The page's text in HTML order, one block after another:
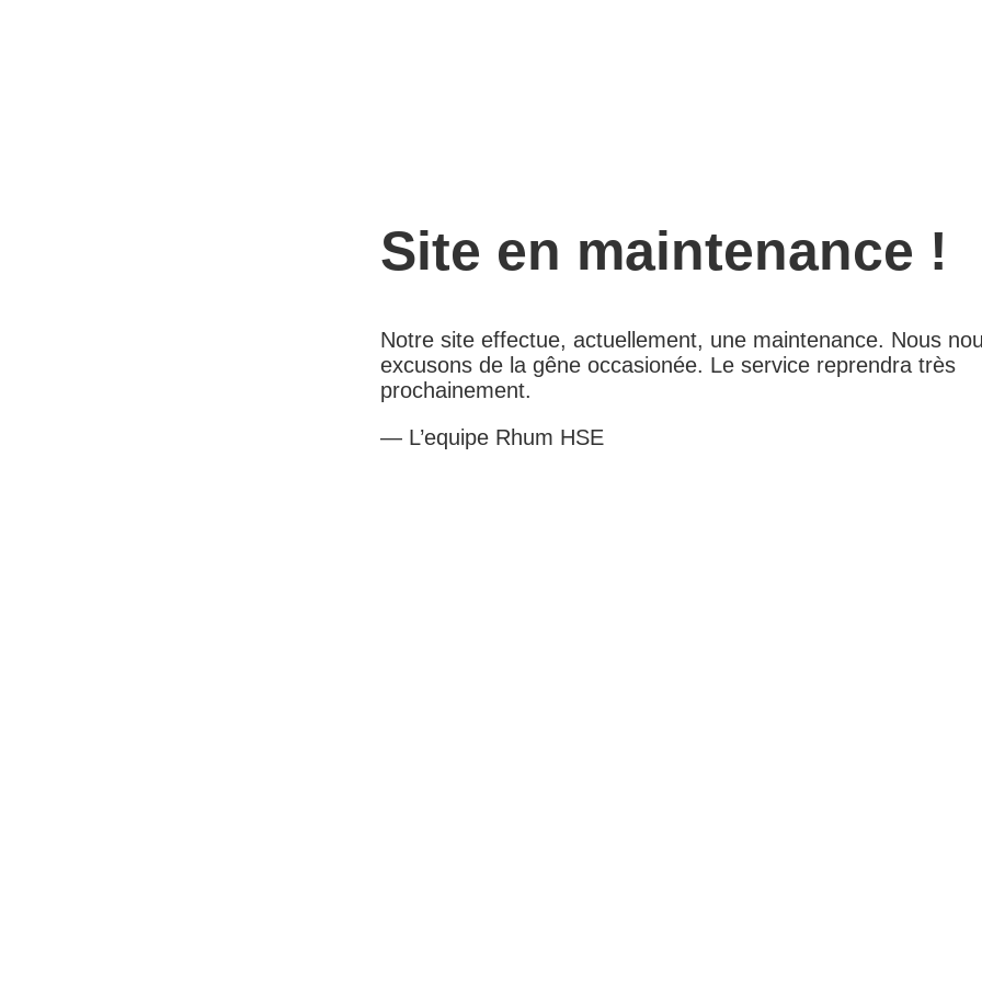
Site en maintenance !
Notre site effectue, actuellement, une maintenance. Nous
excusons de la gêne occasionée. Le service reprendra très
prochainement.
— L’equipe Rhum HSE